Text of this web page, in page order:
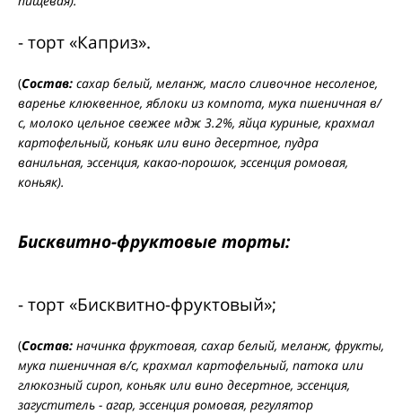
- торт «Каприз».
(Состав: сахар белый, меланж, масло сливочное несоленое,
варенье клюквенное, яблоки из компота, мука пшеничная в/
с, молоко цельное свежее мдж 3.2%, яйца куриные, крахмал
картофельный, коньяк или вино десертное, пудра
ванильная, эссенция, какао-порошок, эссенция ромовая,
коньяк).
Бисквитно-фруктовые торты:
- торт «Бисквитно-фруктовый»;
(Состав: начинка фруктовая, сахар белый, меланж, фрукты,
мука пшеничная в/с, крахмал картофельный, патока или
глюкозный сироп, коньяк или вино десертное, эссенция,
загуститель - агар, эссенция ромовая, регулятор